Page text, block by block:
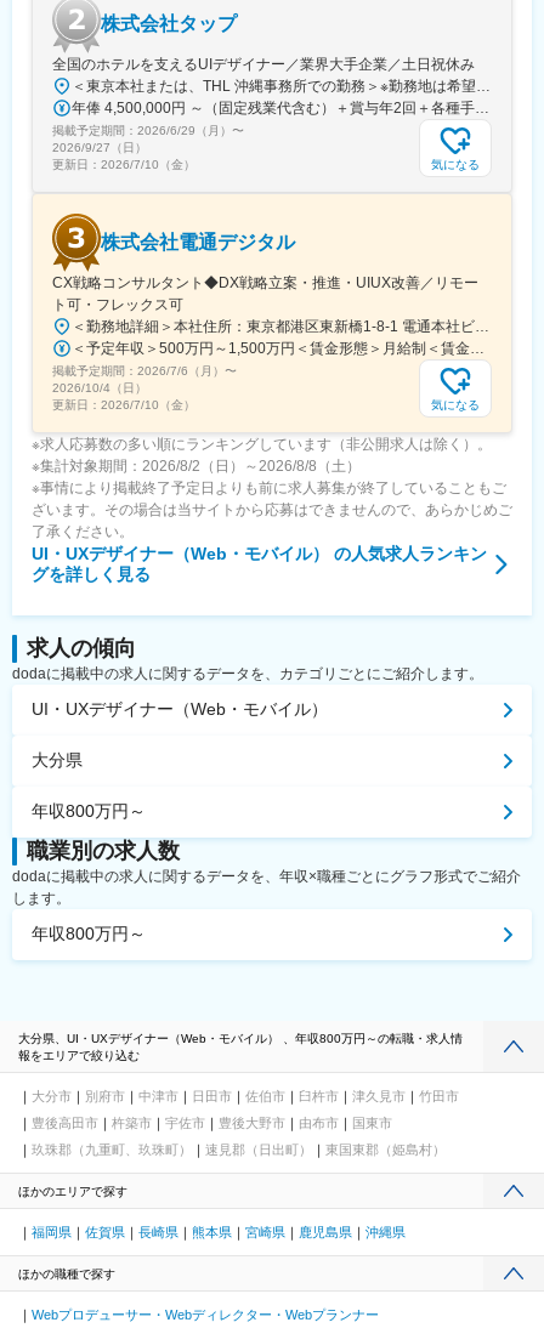
・多種多様なプロダクト開発に携わることが可能です（400案件
以上の実績あり）
・海外のデザイナー・エンジニアとも協力してプロダクト開発の
経験ができます。
・不透明な経済市場で一人でも生き抜くキャリアや人脈が作れま
す。
・リモートワーク、マンスリーフレックスタイム制度で自分のス
タイルに合わせた働き方ができます。
株式会社タップ
全国のホテルを支えるUIデザイナー／業界大手企業／土日祝休み
＜東京本社または、THL 沖縄事務所での勤務＞※勤務地は希望に応じます※転勤はありません■東京本社東京都江東区木場5丁目10番11号 宍倉ビル6階（受付）・5階└地下鉄東西線「木場駅」徒歩1分■THL 沖縄事務所沖縄県うるま市州崎14-27 タップホスピタリティラボ 沖縄└沖縄自動車道「沖縄北IC」より15分★マイカー通勤OK
年俸 4,500,000円 ～（固定残業代含む）＋賞与年2回＋各種手当※前職年収・経験・スキル等を考慮の上で優遇いたします。※月30時間の固定残業代（月62,500円以上）を含みます。30時間を超えた場合は別途残業代が加算されます。
掲載予定期間： 2026/6/29（月） 〜
2026/9/27（日）
更新日： 2026/7/10（金） 気になる
株式会社電通デジタル
CX戦略コンサルタント◆DX戦略立案・推進・UIUX改善／リモー
ト可・フレックス可
＜勤務地詳細＞本社住所：東京都港区東新橋1-8-1 電通本社ビル勤務地最寄駅：JR線／新橋駅受動喫煙対策：屋内喫煙可能場所あり変更の範囲：会社の定める事業所（リモートワーク含む）
＜予定年収＞500万円～1,500万円＜賃金形態＞月給制＜賃金内訳＞月額（基本給）：288,000円～592,000円固定残業手当/月：78,225円～159,675円（固定残業時間30時間0分/月）超過した時間外労働の残業手当は追加支給＜月給＞366,225円～751,675円（一律手当を含む）＜昇給有無＞有＜残業手当＞有＜給与補足＞■上記賃金内訳はコアタイム付フレックス※一部ポテンシャルの場合の金額です。■採用時処遇により決定■詳細は職務内容欄に記載■昇給年1回■業績連動賞与年2回（9月・3月）賃金はあくまでも目安の金額であり、選考を通じて上下する可能性があります。月給(月額)は固定手当を含めた表記です。
掲載予定期間： 2026/7/6（月） 〜
2026/10/4（日）
更新日： 2026/7/10（金） 気になる
※求人応募数の多い順にランキングしています（非公開求人は除く）。
※集計対象期間：2026/8/2（日）～2026/8/8（土）
※事情により掲載終了予定日よりも前に求人募集が終了していることもご
ざいます。その場合は当サイトから応募はできませんので、あらかじめご
了承ください。
UI・UXデザイナー（Web・モバイル） の人気求人ランキン
グを詳しく見る
求人の傾向
dodaに掲載中の求人に関するデータを、カテゴリごとにご紹介します。
UI・UXデザイナー（Web・モバイル）
大分県
年収800万円～
職業別の求人数
dodaに掲載中の求人に関するデータを、年収×職種ごとにグラフ形式でご紹介
します。
年収800万円～
大分県、UI・UXデザイナー（Web・モバイル） 、年収800万円～の転職・求人情
報をエリアで絞り込む
大分市 別府市 中津市 日田市 佐伯市 臼杵市 津久見市
竹田市
豊後高田市
杵築市 宇佐市 豊後大野市 由布市
国東市
玖珠郡（九重町、玖珠町）
速見郡（日出町） 東国東郡（姫島村）
ほかのエリアで探す
福岡県 佐賀県 長崎県 熊本県 宮崎県 鹿児島県 沖縄県
ほかの職種で探す
Webプロデューサー・Webディレクター・Webプランナー